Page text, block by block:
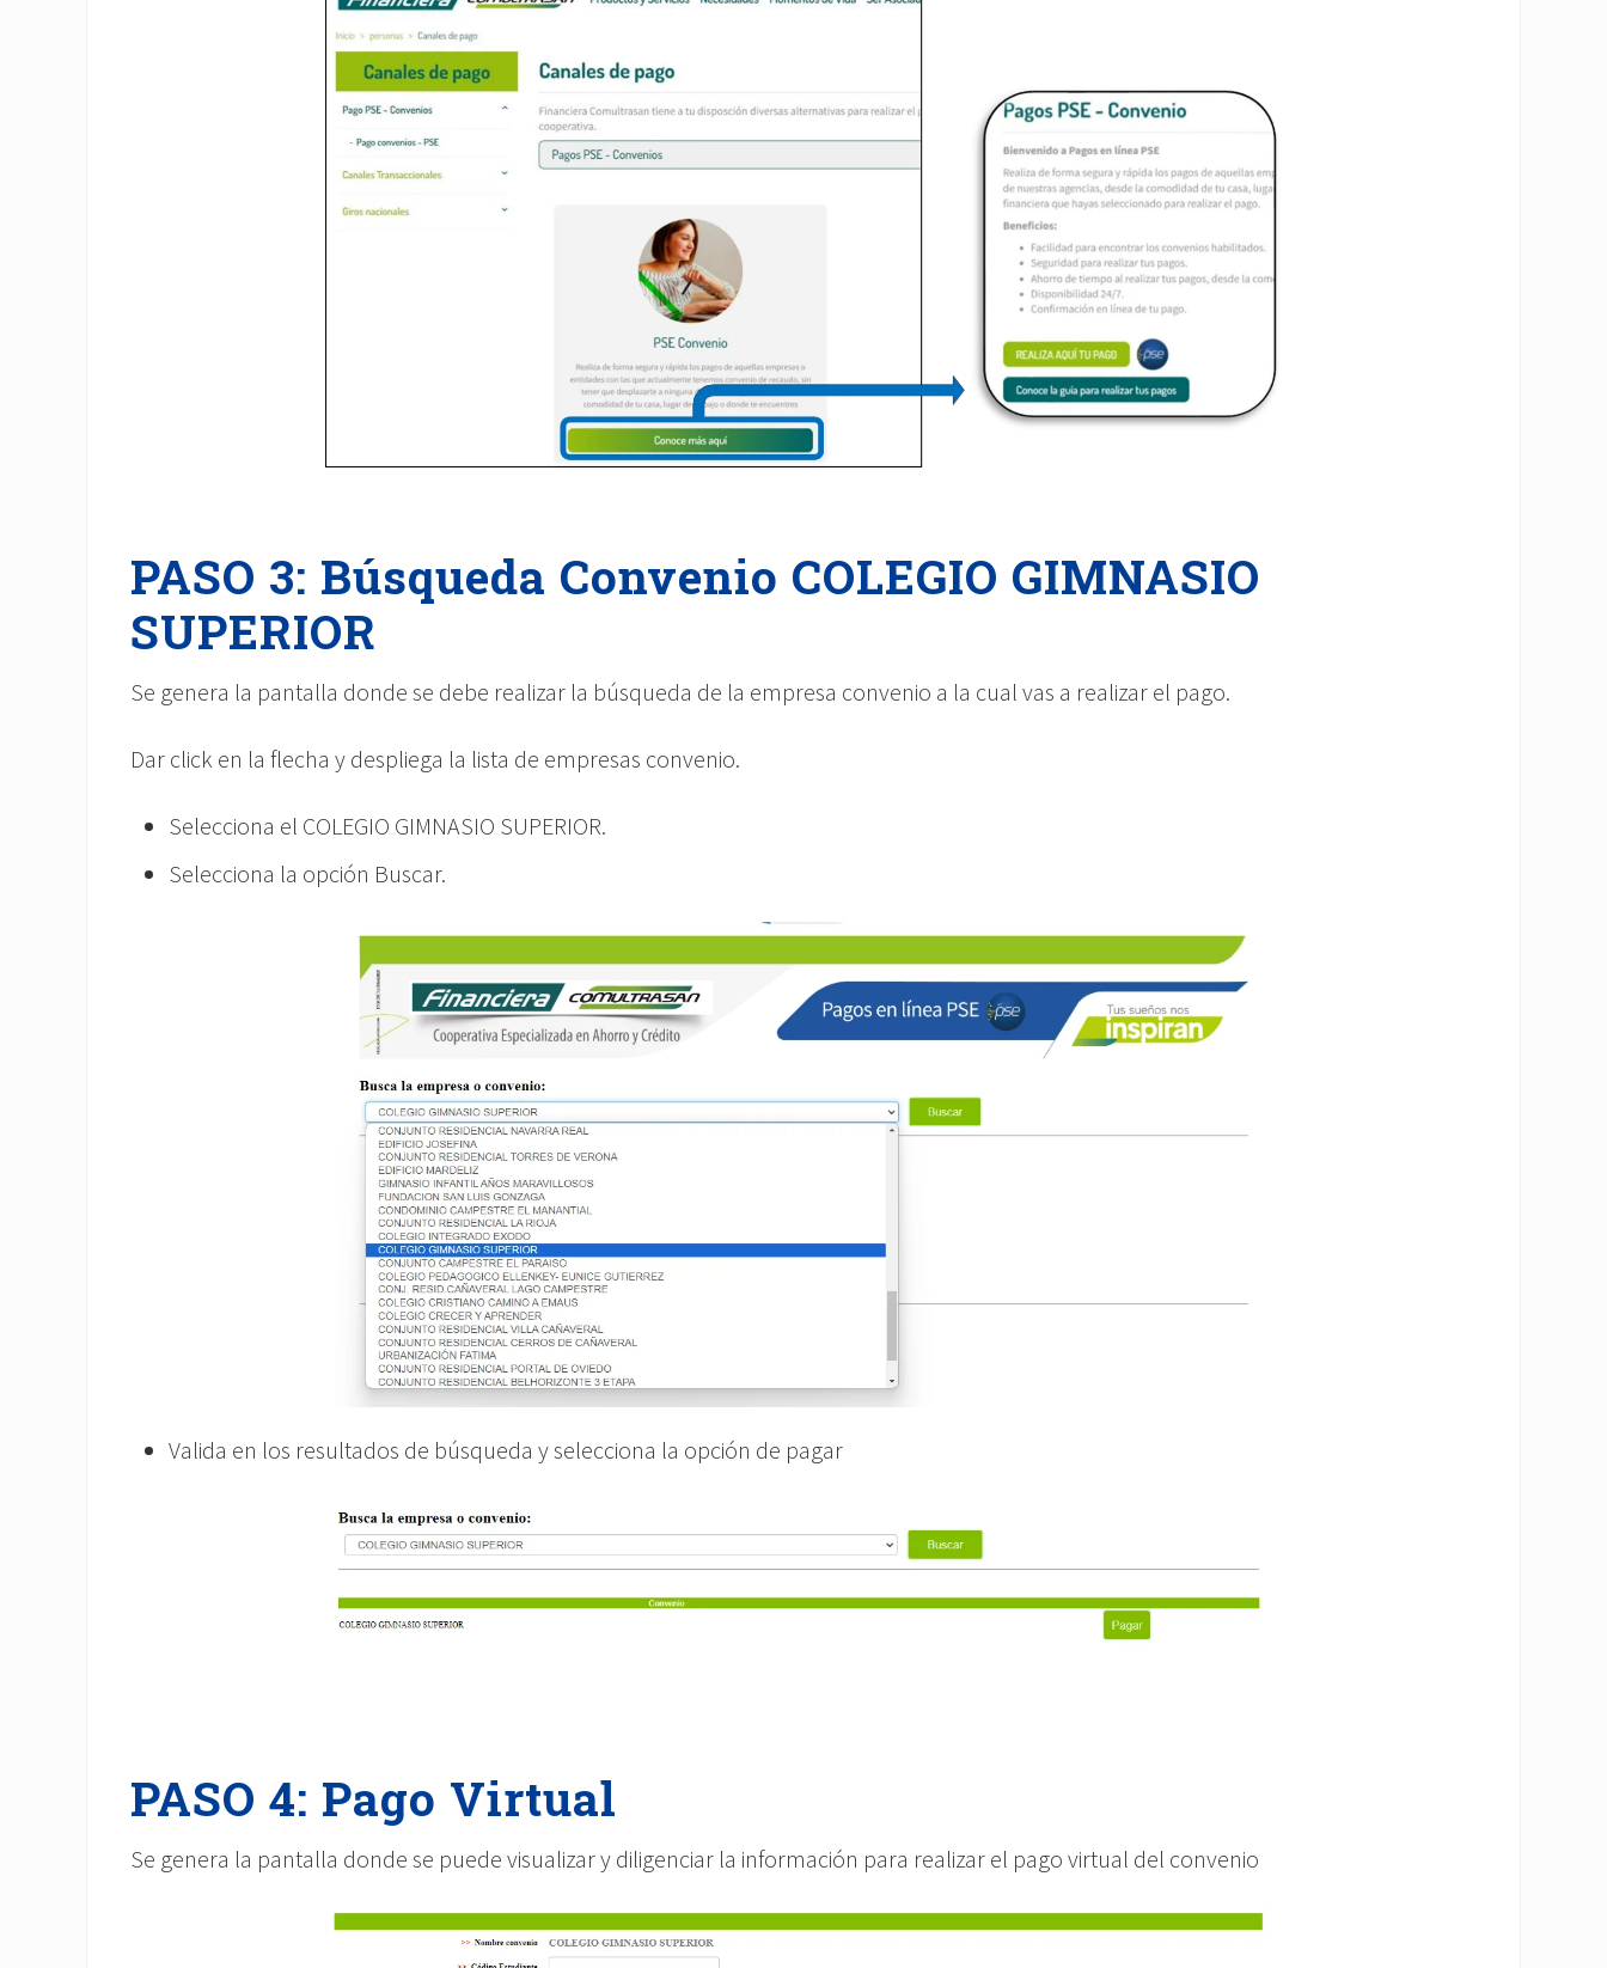
PASO 3: Búsqueda Convenio COLEGIO GIMNASIO
SUPERIOR
Se genera la pantalla donde se debe realizar la búsqueda de la empresa convenio a la cual vas a realizar el pago.
Dar click en la flecha y despliega la lista de empresas convenio.
Selecciona el COLEGIO GIMNASIO SUPERIOR.
Selecciona la opción Buscar.
Valida en los resultados de búsqueda y selecciona la opción de pagar
PASO 4: Pago Virtual
Se genera la pantalla donde se puede visualizar y diligenciar la información para realizar el pago virtual del convenio